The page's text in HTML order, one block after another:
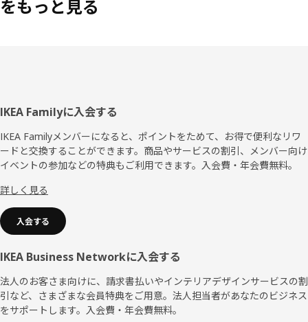
をもっと見る
フ
ッ
タ
IKEA Familyに入会する
IKEA Familyメンバーになると、ポイントをためて、お得で便利なリワ
ードと交換することができます。商品やサービスの割引、メンバー向け
イベントの参加などの特典もご利用できます。入会費・年会費無料。
詳しく見る
入会する
IKEA Business Networkに入会する
法人のお客さま向けに、請求書払いやインテリアデザインサービスの割
引など、さまざまな会員特典をご用意。法人担当者があなたのビジネス
をサポートします。入会費・年会費無料。